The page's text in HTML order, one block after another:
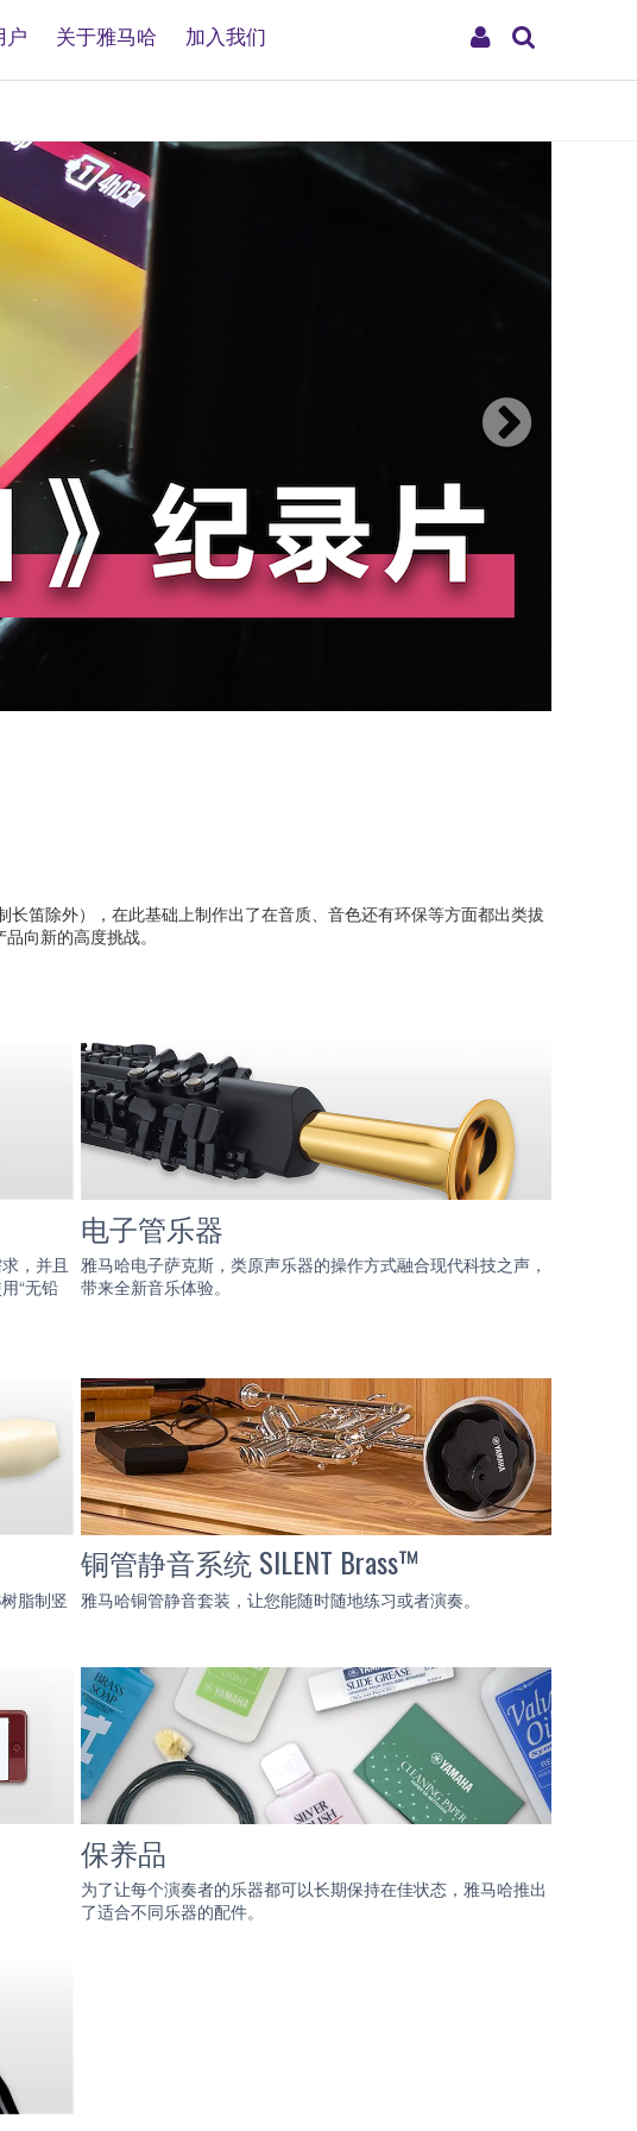
My
户 关于雅马哈 加入我们
笛除外），在此基础上制作出了在音质、音色还有环保等方面都出类拔
向新的高度挑战。
，并且
“无铅
电子管乐器
雅马哈电子萨克斯，类原声乐器的操作方式融合现代科技之声，
带来全新音乐体验。
脂制竖
铜管静音系统 SILENT Brass™
雅马哈铜管静音套装，让您能随时随地练习或者演奏。
保养品
为了让每个演奏者的乐器都可以长期保持在佳状态，雅马哈推出
了适合不同乐器的配件。